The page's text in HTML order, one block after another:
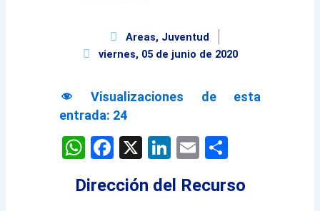
Areas, Juventud
viernes, 05 de junio de 2020
Visualizaciones de esta
entrada: 24
WhatsApp
Facebook
X LinkedIn
Email
Dirección del Recurso